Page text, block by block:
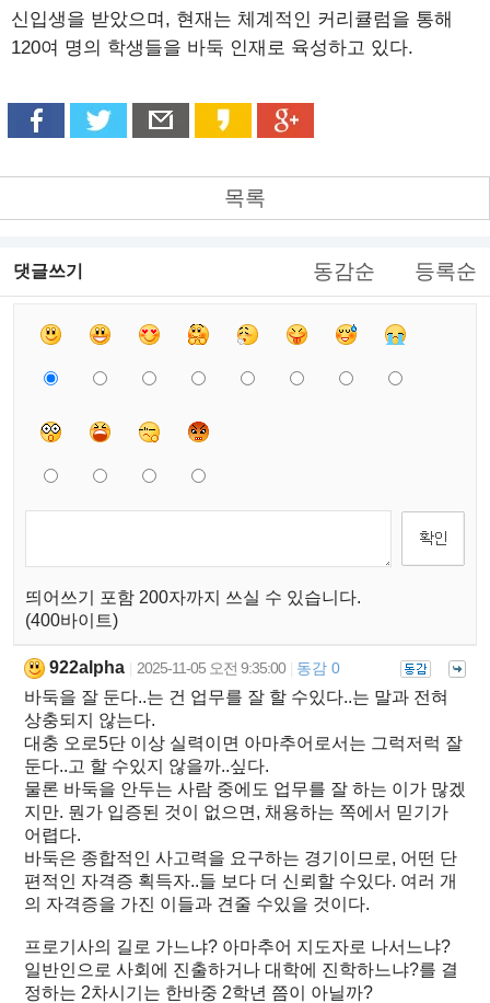
신입생을 받았으며, 현재는 체계적인 커리큘럼을 통해
120여 명의 학생들을 바둑 인재로 육성하고 있다.
목록
댓글쓰기 동감순 등록순
띄어쓰기 포함 200자까지 쓰실 수 있습니다.
(400바이트)
922alpha 2025-11-05 오전 9:35:00 동감 0
바둑을 잘 둔다..는 건 업무를 잘 할 수있다..는 말과 전혀
상충되지 않는다.
대충 오로5단 이상 실력이면 아마추어로서는 그럭저럭 잘
둔다..고 할 수있지 않을까..싶다.
물론 바둑을 안두는 사람 중에도 업무를 잘 하는 이가 많겠
지만. 뭔가 입증된 것이 없으면, 채용하는 쪽에서 믿기가
어렵다.
바둑은 종합적인 사고력을 요구하는 경기이므로, 어떤 단
편적인 자격증 획득자..들 보다 더 신뢰할 수있다. 여러 개
의 자격증을 가진 이들과 견줄 수있을 것이다.
프로기사의 길로 가느냐? 아마추어 지도자로 나서느냐?
일반인으로 사회에 진출하거나 대학에 진학하느냐?를 결
정하는 2차시기는 한바중 2학년 쯤이 아닐까?